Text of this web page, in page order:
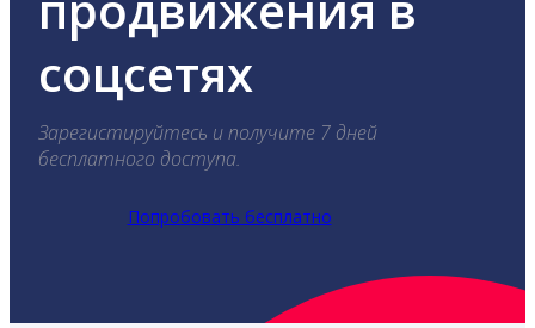
соцсетях
Зарегистируйтесь и получите 7 дней
бесплатного доступа.
Попробовать бесплатно